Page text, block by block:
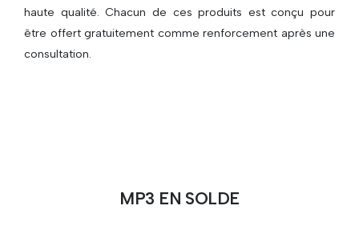
haute qualité. Chacun de ces produits est conçu pour
être offert gratuitement comme renforcement après une
consultation.
MP3 EN SOLDE